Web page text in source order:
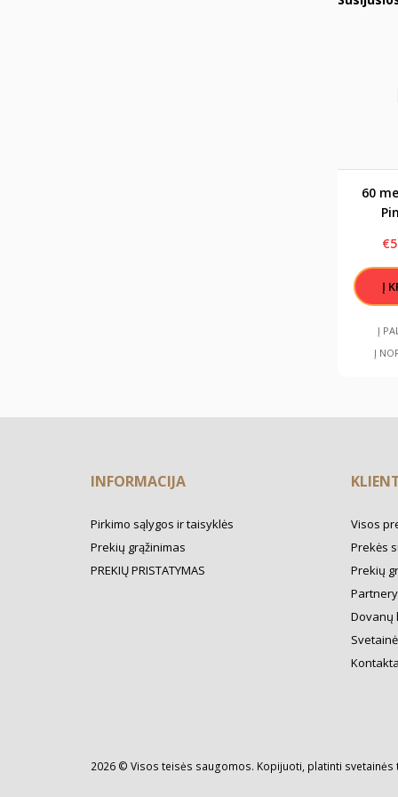
60
€5
Į
Į
INFORMACIJA
Pirkimo sąlygos ir taisyklės
Prekių grąžinimas
PREKIŲ PRISTATYMAS
Visos
Prekės
Prekių
Dovanų
2026 © Visos teisės saugomos. Kopijuoti, platinti